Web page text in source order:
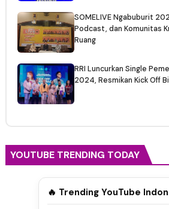
SOMELIVE Ngabuburit
Podcast, dan Komunitas
Ruang
RRI Luncurkan Single
2024, Resmikan Kick Off
YOUTUBE TRENDING TODAY
🔥 Trending YouTube